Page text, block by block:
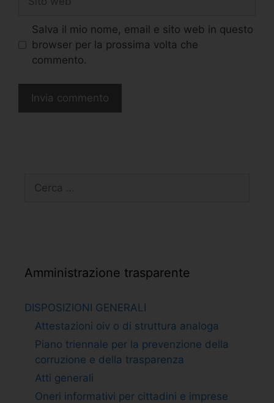
Salva il mio nome, email e sito web in questo
browser per la prossima volta che
commento.
Amministrazione trasparente
DISPOSIZIONI GENERALI
Attestazioni oiv o di struttura analoga
Piano triennale per la prevenzione della
corruzione e della trasparenza
Atti generali
Oneri informativi per cittadini e imprese